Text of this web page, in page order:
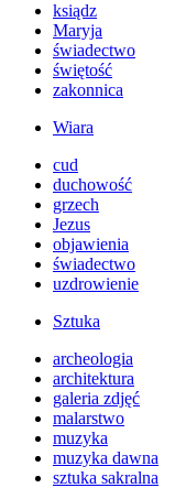
ksiądz
Maryja
świadectwo
świętość
zakonnica
Wiara
cud
duchowość
grzech
Jezus
objawienia
świadectwo
uzdrowienie
Sztuka
archeologia
architektura
galeria zdjęć
malarstwo
muzyka
muzyka dawna
sztuka sakralna